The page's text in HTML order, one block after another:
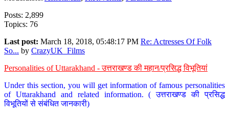
Posts: 2,899
Topics: 76
Last post: March 18, 2018, 05:48:17 PM Re: Actresses Of Folk
So... by CrazyUK_Films
Personalities of Uttarakhand - उत्तराखण्ड की महान/प्रसिद्ध विभूतियां
Under this section, you will get information of famous personalities
of Uttarakhand and related information. ( उत्तराखण्ड की प्रसिद्ध
विभूतियों से संबंधित जानकारी)